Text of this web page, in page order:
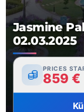
Jasmine
02.03.2025
PRICES
859 €